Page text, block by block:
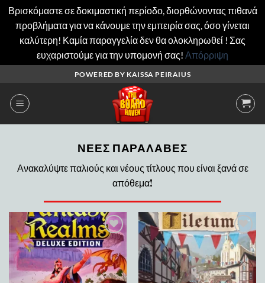
Βρισκόμαστε σε δοκιμαστική περίοδο, διορθώνοντας πιθανά
προβλήματα για να κάνουμε την εμπειρία σας, όσο γίνεται
καλύτερη! Καμία παραγγελία δεν θα ολοκληρωθεί ! Σας
ευχαριστούμε για την υπομονή σας! Απόρριψη
περιεχόμενο
POWERED BY KAISSA PEIRAIUS
ΝΕΕΣ ΠΑΡΑΛΑΒΕΣ
Ανακαλύψτε παλιούς και νέους τίτλους που είναι ξανά σε
απόθεμα!
Add to
wishlist
Add to
wishlist